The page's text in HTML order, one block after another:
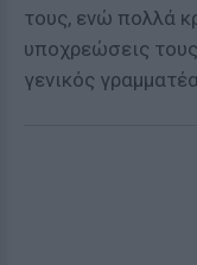
τους, ενώ πολλά
υποχρεώσεις
γενικός